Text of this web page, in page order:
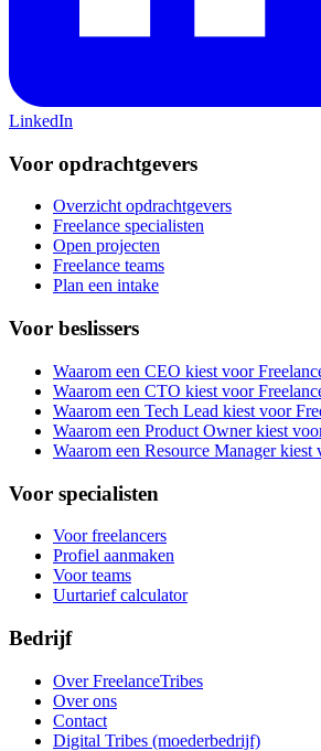
LinkedIn
Voor opdrachtgevers
Overzicht opdrachtgevers
Freelance specialisten
Open projecten
Freelance teams
Plan een intake
Voor beslissers
Waarom een CEO kiest voor
Waarom een CTO kiest voor
Waarom een Tech Lead kiest voor
Waarom een Product Owner kiest
Waarom een Resource Manager kiest
Voor specialisten
Voor freelancers
Profiel aanmaken
Voor teams
Uurtarief calculator
Bedrijf
Over FreelanceTribes
Over ons
Contact
Digital Tribes (moederbedrijf)